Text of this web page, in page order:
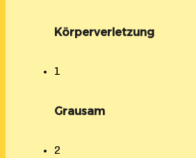
Körperverletzung
1
Grausam
2